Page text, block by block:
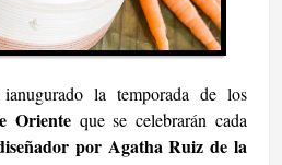
la temporada de los
Oriente que se celebrarán cada
por Agatha Ruiz de la